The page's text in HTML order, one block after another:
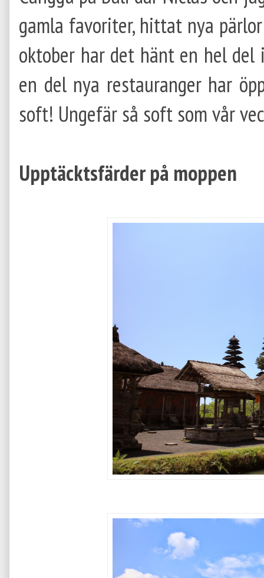
gamla favoriter, hittat nya
oktober har det hänt en hel del
en del nya restauranger har
soft! Ungefär så soft som vår
Upptäcktsfärder på moppen